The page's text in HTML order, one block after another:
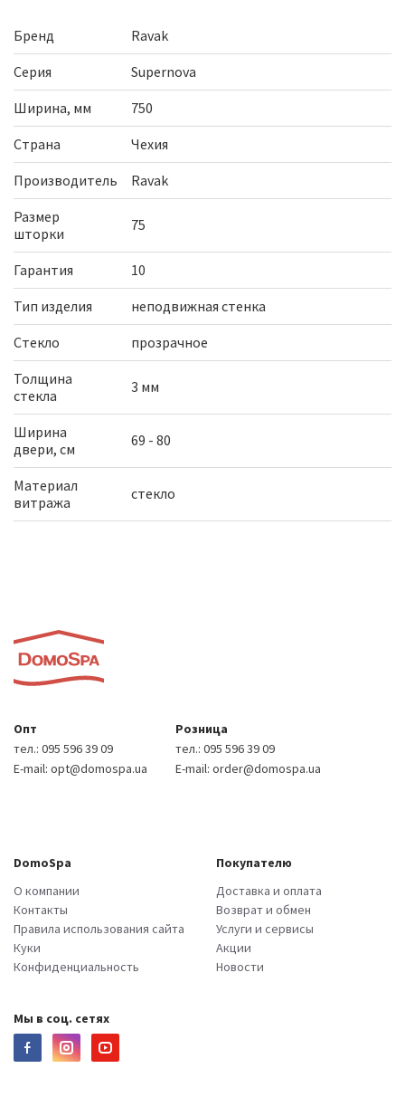
Бренд
Ravak
Серия
Supernova
Ширина, мм
750
Страна
Чехия
Производитель
Ravak
Размер
шторки
75
Гарантия
10
Тип изделия
неподвижная стенка
Стекло
прозрачное
Толщина
стекла
3 мм
Ширина
двери, см
69 - 80
Материал
витража
стекло
Опт
тел.: 095 596 39 09
E-mail: opt@domospa.ua
Розница
тел.: 095 596 39 09
E-mail: order@domospa.ua
DomoSpa
О компании
Контакты
Правила использования сайта
Куки
Конфиденциальность
Покупателю
Доставка и оплата
Возврат и обмен
Услуги и сервисы
Акции
Новости
Мы в соц. сетях